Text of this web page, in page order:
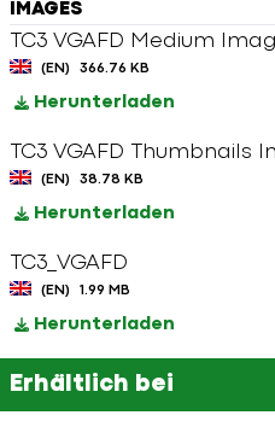
IMAGES
TC3 VGAFD Medium
(EN) 366.76 KB
Herunterladen
TC3 VGAFD Thumbnails
(EN) 38.78 KB
Herunterladen
TC3_VGAFD
(EN) 1.99 MB
Herunterladen
Erhältlich bei